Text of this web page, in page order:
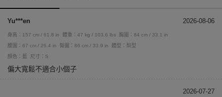
Yu***en 2026-08-06
身高：157 cm / 61.8 in 體重：47 kg / 103.6 lbs
胸圍：84 cm / 33.1 in
腰圍：67 cm / 26.4 in
臀圍：86 cm / 33.9 in
體型：梨型
顏色：藍
尺寸：S
偏大寬鬆不適合小個子
2026-07-27